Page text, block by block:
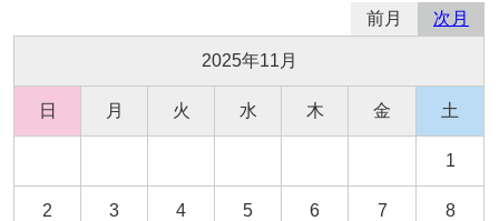
前月 次月
2025年11月
日 月 火 水 木 金 土
1
2 3 4 5 6 7 8